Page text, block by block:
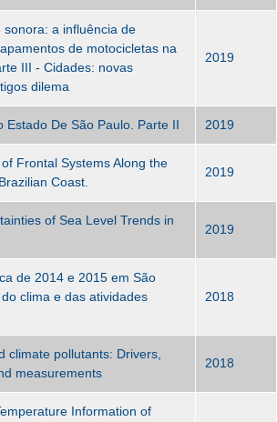
a influência de
de motocicletas na
III - Cidades: novas
dilema
2019
Estado De São Paulo. Parte II 2019
Frontal Systems Along the
Coast.
2019
of Sea Level Trends in
2019
de 2014 e 2015 em São
clima e das atividades
2018
climate pollutants: Drivers,
measurements
2018
Information of